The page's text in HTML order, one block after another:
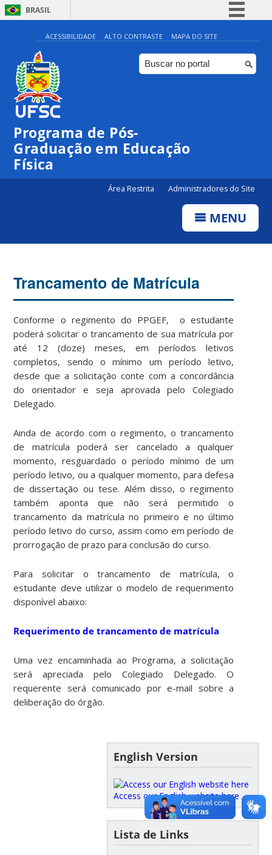
BRASIL
Simplifique!
Comunica BR
Participe
ACESSIBILIDADE ALTO CONTRASTE MAPA DO SITE
Programa de Pós-
Graduação em Educação
Física
Área Restrita Administradores do Site
MENU
Trancamento de Matrícula
Conforme o regimento do PPGEF, o estudante
poderá solicitar o trancamento de sua matrícula por
até 12 (doze) meses, em períodos letivos
completos, sendo o mínimo um período letivo,
desde que a solicitação conte com a concordância
do orientador e seja aprovada pelo Colegiado
Delegado.
Ainda de acordo com o regimento, o trancamento
de matrícula poderá ser cancelado a qualquer
momento, resguardado o período mínimo de um
período letivo, ou a qualquer momento, para defesa
de dissertação ou tese. Além disso, o regimento
também aponta que não será permitido o
trancamento da matrícula no primeiro e no último
período letivo do curso, assim como em período de
prorrogação de prazo para conclusão do curso.
Para solicitar o trancamento de matrícula, o
estudante deve utilizar o modelo de requerimento
disponível abaixo:
Requerimento de trancamento de matrícula
Uma vez encaminhada ao Programa, a solicitação
será apreciada pelo Colegiado Delegado. O
requerente será comunicado por e-mail sobre a
deliberação do órgão.
English Version
Access our English website here
Lista de Links